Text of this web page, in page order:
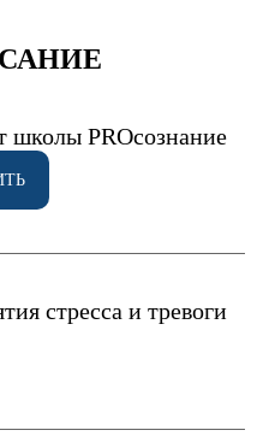
школы PROсознание
стресса и тревоги